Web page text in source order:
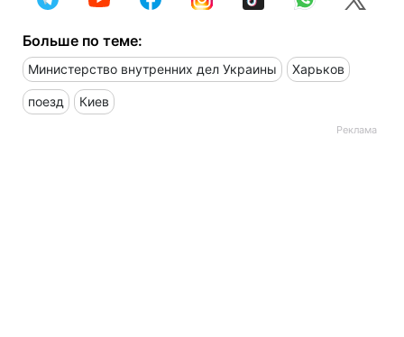
Больше по теме:
Министерство внутренних дел Украины Харьков
поезд Киев